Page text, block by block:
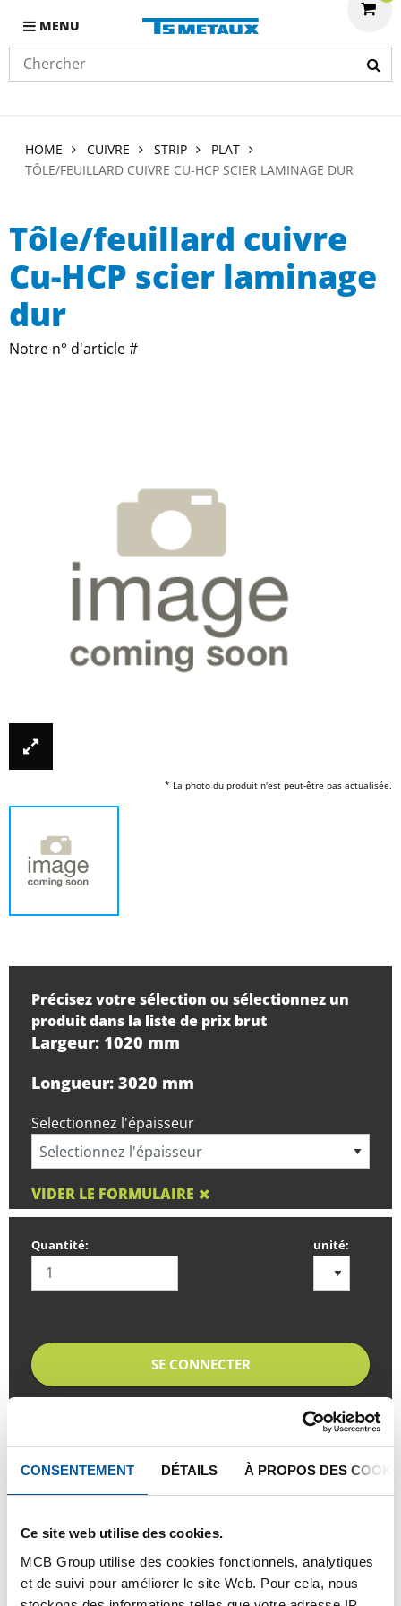
CONSENTEMENT DÉTAILS À PROPOS DES
Ce site web utilise des cookies.
MCB Group utilise des cookies fonctionnels, analytiques
et de suivi pour améliorer le site Web. Pour cela, nous
MENU
HOME CUIVRE STRIP
PLAT
TÔLE/FEUILLARD CUIVRE CU-HCP SCIER LAMINAGE DUR
Tôle/feuillard cuivre
Cu-HCP scier laminage
dur
Notre n° d'article #
* La photo du produit n'est peut-être pas actualisée.
Précisez votre sélection ou sélectionnez un
produit dans la liste de prix brut
Largeur: 1020 mm
Longueur: 3020 mm
Selectionnez l'épaisseur
VIDER LE FORMULAIRE
Quantité: unité:
SE CONNECTER
Veuillez vous connecter afin de pouvoir passer
Commandez avec vos propres numéros d’articles